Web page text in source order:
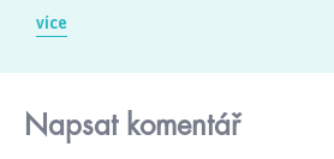
více
Napsat komentář